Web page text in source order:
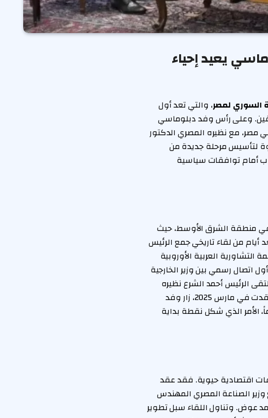
يعيد إحياء
السوري لمصر، والتي تعد أول
وعلى رأس وفد دبلوماسي
مصر، مع نظيره المصري الدكتور
لتأسيس مرحلة جديدة من
أمام توافقات سياسية
في منطقة الشرق الأوسط، حيث
أيام من لقاء تاريخي جمع الرئيس
العربية الأوروبية
رسمي بين وزير الخارجية
في الـ 31 من ديسمبر 2024. وفي حين التقى الرئيس أحمد الشرع نظيره
المصري لأول مرة على هامش القمة العربية الطارئة في القاهرة التي عقدت في مارس 2025، زار وفد
العاصمة دمشق مع بداية العام 2026، لأول مرة منذ 15 عاماً، الأمر الذي شكل نقطة بداية
اقتصادية حيوية. فقد عقد
وزير الصناعة المصري المهندس
عوض. وتناول اللقاء سبل تطوير